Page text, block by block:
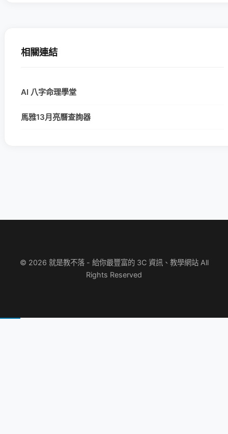
相關連結
AI 八字命理學堂
馬雅13月亮曆查詢器
© 2026 就是教不落 - 給你最豐富的 3C 資訊、教學網站 All
Rights Reserved